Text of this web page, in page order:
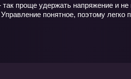
проще удержать напряжение и не
понятное, поэтому